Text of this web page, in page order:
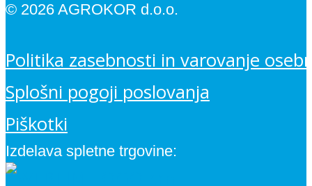
© 2026 AGROKOR d.o.o.
Politika zasebnosti in varovanje
Splošni pogoji poslovanja
Piškotki
Izdelava spletne trgovine: